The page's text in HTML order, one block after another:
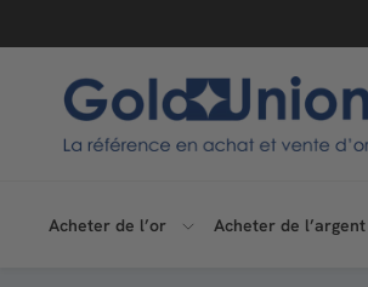
au
G
o
d
Acheter de l’or Acheter de l’argent